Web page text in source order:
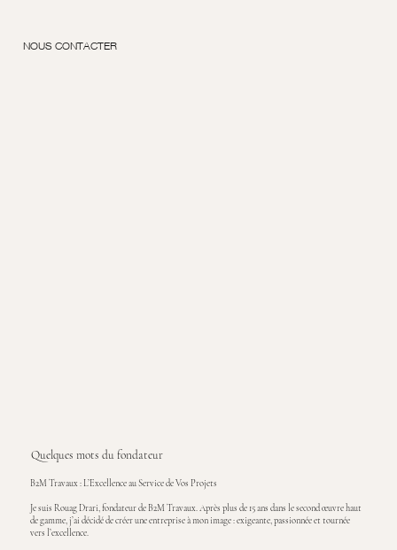
NOUS CONTACTER
Quelques mots du fondateur
B2M Travaux : L’Excellence au Service de Vos Projets
Je suis Rouag Drari, fondateur de B2M Travaux. Après plus de 15 ans dans le second œuvre haut
de gamme, j’ai décidé de créer une entreprise à mon image : exigeante, passionnée et tournée
vers l’excellence.